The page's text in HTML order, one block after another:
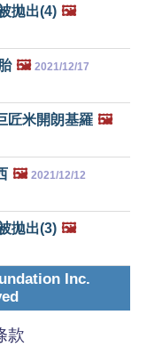
拋出(4) 🖼️
🖼️ 2021/12/17
匠米開朗基羅 🖼️
🖼️ 2021/12/12
拋出(3) 🖼️
Inc.
款